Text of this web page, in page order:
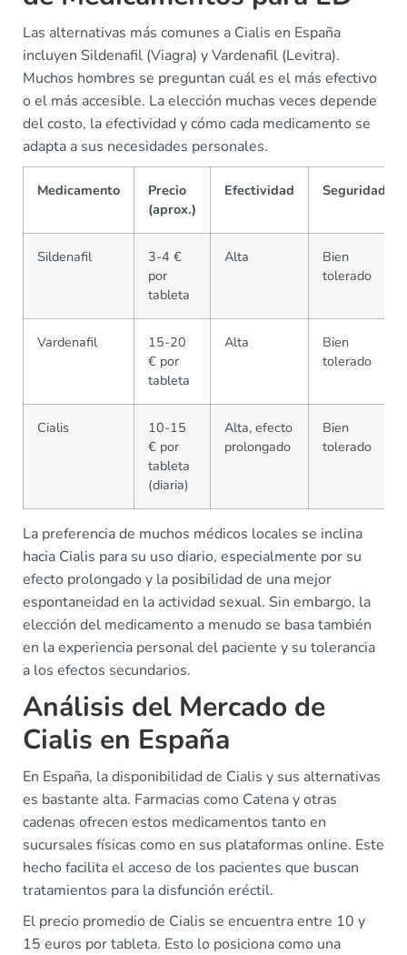
Las alternativas más comunes a Cialis en España
incluyen Sildenafil (Viagra) y Vardenafil (Levitra).
Muchos hombres se preguntan cuál es el más efectivo
o el más accesible. La elección muchas veces depende
del costo, la efectividad y cómo cada medicamento se
adapta a sus necesidades personales.
Medicamento
Precio
(aprox.)
Efectividad Seguridad
Sildenafil
3-4 €
por
tableta
Alta
Bien
tolerado
Vardenafil
15-20
€ por
tableta
Alta
Bien
tolerado
Cialis
10-15
€ por
tableta
(diaria)
Alta, efecto
prolongado
Bien
tolerado
La preferencia de muchos médicos locales se inclina
hacia Cialis para su uso diario, especialmente por su
efecto prolongado y la posibilidad de una mejor
espontaneidad en la actividad sexual. Sin embargo, la
elección del medicamento a menudo se basa también
en la experiencia personal del paciente y su tolerancia
a los efectos secundarios.
Análisis del Mercado de
Cialis en España
En España, la disponibilidad de Cialis y sus alternativas
es bastante alta. Farmacias como Catena y otras
cadenas ofrecen estos medicamentos tanto en
sucursales físicas como en sus plataformas online. Este
hecho facilita el acceso de los pacientes que buscan
tratamientos para la disfunción eréctil.
El precio promedio de Cialis se encuentra entre 10 y
15 euros por tableta. Esto lo posiciona como una